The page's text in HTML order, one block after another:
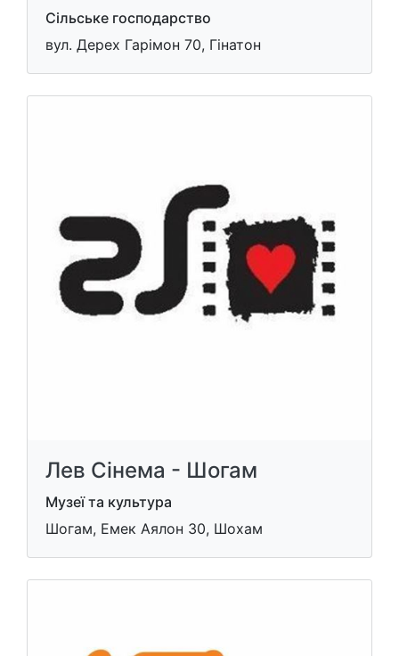
Сільське господарство
вул. Дерех Гарімон 70, Гінатон
Лев Сінема - Шогам
Музеї та культура
Шогам, Емек Аялон 30, Шохам